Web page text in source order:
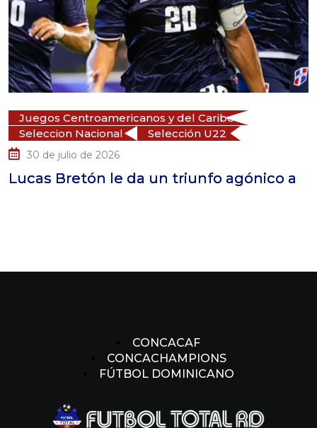
Juegos Centroamericanos y del Caribe
Seleccion Nacional
Selección U22
30 de julio de 2026
Bretón le da un triunfo agónico a
CONCACAF
CONCACHAMPIONS
FÚTBOL DOMINICANO